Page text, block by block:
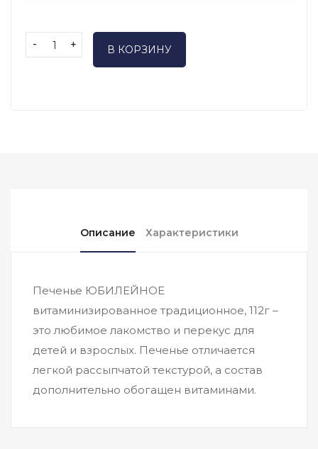
- + В КОРЗИНУ
Описание Характеристики
Печенье ЮБИЛЕЙНОЕ
витаминизированное традиционное, 112г –
это любимое лакомство и перекус для
детей и взрослых. Печенье отличается
легкой рассыпчатой текстурой, а состав
дополнительно обогащен витаминами.